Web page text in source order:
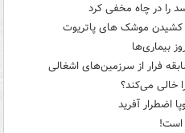
را در چاه مخفی کرد
کشیدن موشک های پاتریوت
بیماری‌ها
فرار از سرزمین‌های اشغالی
خالی می‌کند؟
اضطرار آفرید
است!